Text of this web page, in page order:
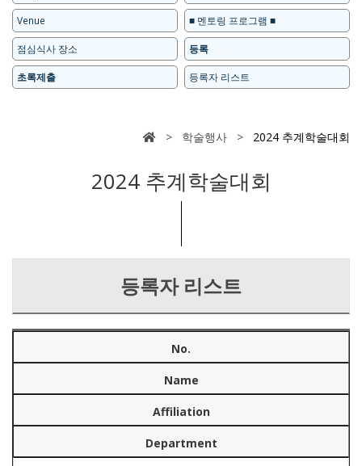
Venue ■ 멘토링 프로그램 ■
점심식사 장소 등록
초록제출 등록자 리스트
> 학술행사 > 2024 추계학술대회
2024 추계학술대회
등록자 리스트
No.
Name
Affiliation
Department